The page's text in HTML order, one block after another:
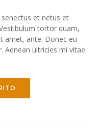
et netus et
tortor quam,
amet, ante. Donec eu
Aenean ultricies mi vitae